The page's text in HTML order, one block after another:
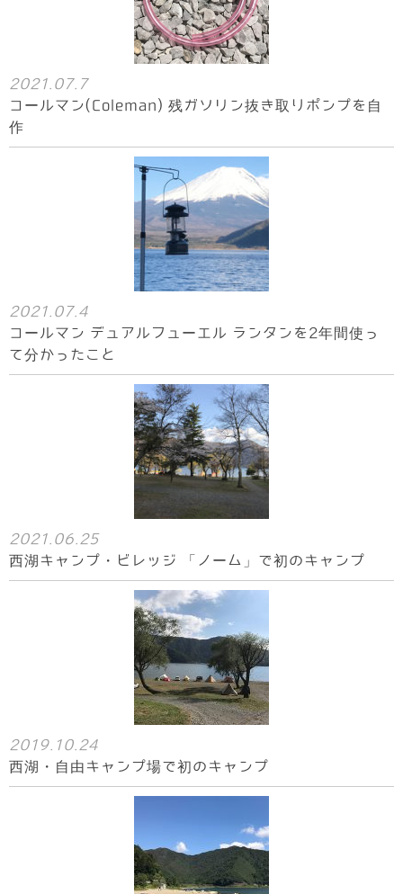
2021.07.7
コールマン(Coleman) 残ガソリン抜き取りポンプを自
作
2021.07.4
コールマン デュアルフューエル ランタンを2年間使っ
て分かったこと
2021.06.25
西湖キャンプ・ビレッジ 「ノーム」で初のキャンプ
2019.10.24
西湖・自由キャンプ場で初のキャンプ